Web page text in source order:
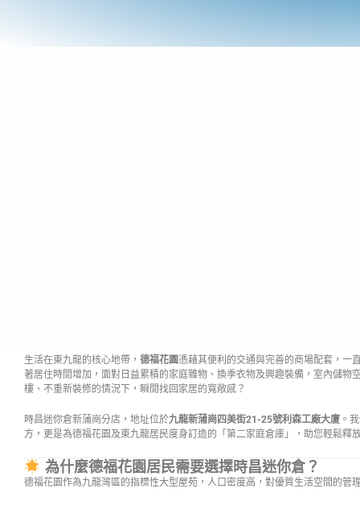
生活在東九龍的核心地帶， 德福花園 憑藉其便利的交通與完善的商場配套，一
著居住時間增加，面對日益累積的家庭雜物、換季衣物及興趣裝備，室內儲物
樓、不重新裝修的情況下，瞬間找回家居的寬敞感？
時昌迷你倉新蒲崗分店，地址位於九龍新蒲崗四美街21-25號利森工廠大廈 。
方，更是為德福花園及東九龍居民度身訂造的「第二家庭倉庫」，助您輕鬆釋
為什麼德福花園居民需要選擇時昌迷你倉？
德福花園作為九龍灣區的指標性大型屋苑，人口密度高，對優質生活空間的管